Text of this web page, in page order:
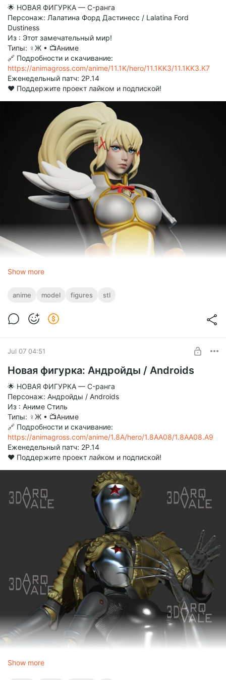
🌟 НОВАЯ ФИГУРКА — C-ранга
Персонаж: Лалатина Форд Дастинесс / Lalatina Ford
Dustiness
Из : Этот замечательный мир!
Типы: ♀Ж • 📺Аниме
🔗 Подробности и скачивание:
https://animagross.com/anime/11.1K/hero/11.1KK3/11.1KK3.K7
Еженедельный патч: 2P.14
❤️ Поддержите проект лайком и подпиской!
Show more
anime model figures stl
Jul 07 04:51
Новая фигурка: Андройды / Androids
🌟 НОВАЯ ФИГУРКА — C-ранга
Персонаж: Андройды / Androids
Из : Аниме Стиль
Типы: ♀Ж • 📺Аниме
🔗 Подробности и скачивание:
https://animagross.com/anime/1.8A/hero/1.8AA08/1.8AA08.A9
Еженедельный патч: 2P.14
❤️ Поддержите проект лайком и подпиской!
Show more